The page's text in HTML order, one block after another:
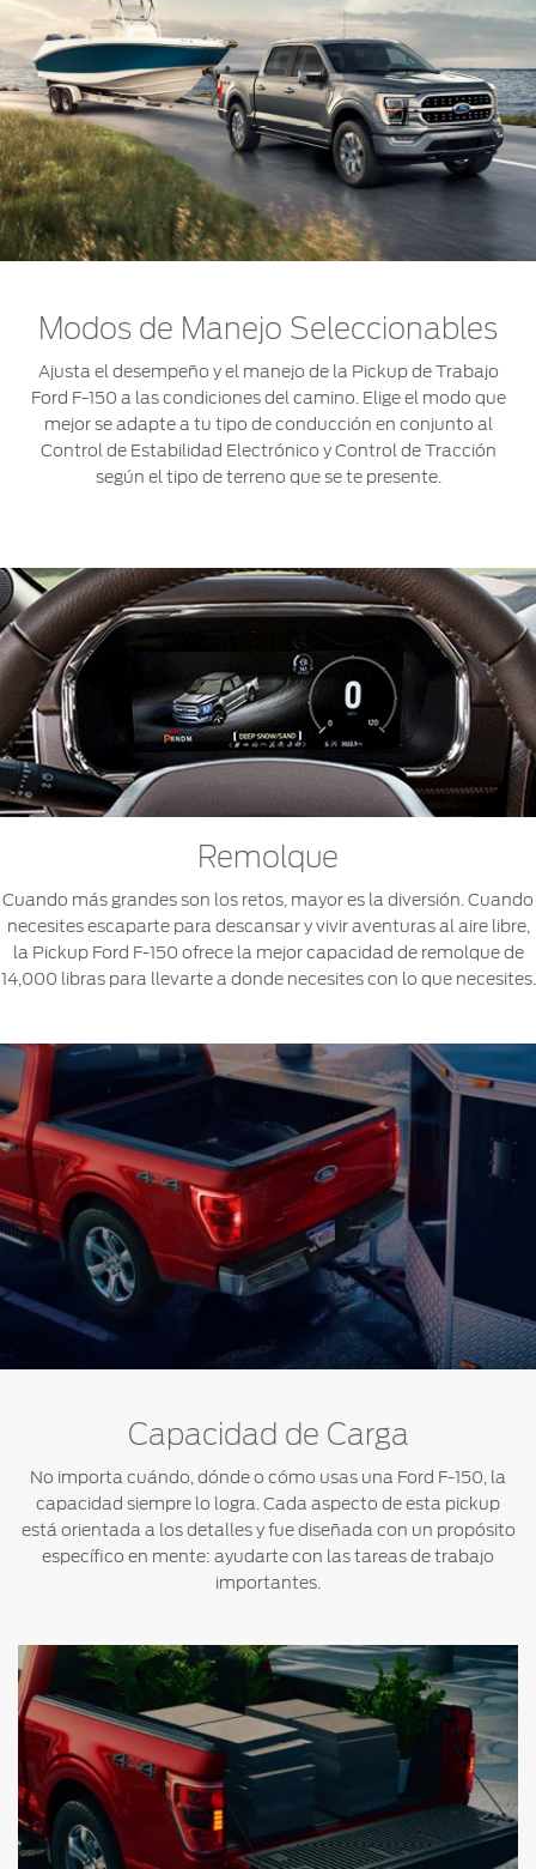
Modos de Manejo Seleccionables
Ajusta el desempeño y el manejo de la Pickup de Trabajo
Ford F-150 a las condiciones del camino. Elige el modo que
mejor se adapte a tu tipo de conducción en conjunto al
Control de Estabilidad Electrónico y Control de Tracción
según el tipo de terreno que se te presente.
Remolque
Cuando más grandes son los retos, mayor es la diversión. Cuando
necesites escaparte para descansar y vivir aventuras al aire libre,
la Pickup Ford F-150 ofrece la mejor capacidad de remolque de
14,000 libras para llevarte a donde necesites con lo que necesites.
Capacidad de Carga
No importa cuándo, dónde o cómo usas una Ford F-150, la
capacidad siempre lo logra. Cada aspecto de esta pickup
está orientada a los detalles y fue diseñada con un propósito
específico en mente: ayudarte con las tareas de trabajo
importantes.